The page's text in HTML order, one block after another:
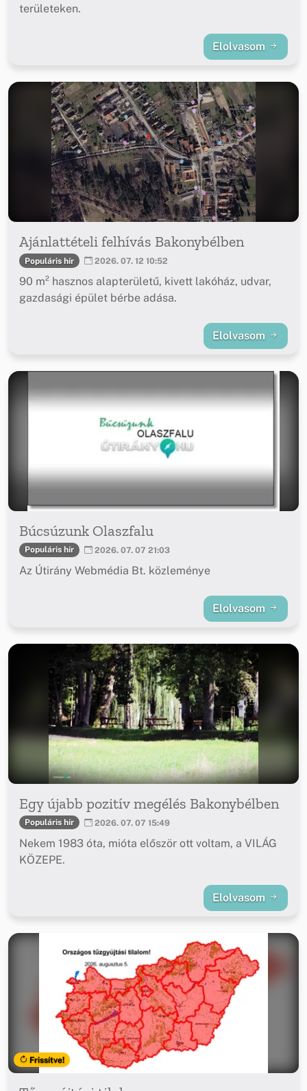
területeken.
Elolvasom
Ajánlattételi felhívás Bakonybélben
Populáris hír 2026. 07. 12 10:52
90 m² hasznos alapterületű, kivett lakóház, udvar,
gazdasági épület bérbe adása.
Elolvasom
Búcsúzunk Olaszfalu
Populáris hír 2026. 07. 07 21:03
Az Útirány Webmédia Bt. közleménye
Elolvasom
Egy újabb pozitív megélés Bakonybélben
Populáris hír 2026. 07. 07 15:49
Nekem 1983 óta, mióta először ott voltam, a VILÁG
KÖZEPE.
Elolvasom
Frissítve!